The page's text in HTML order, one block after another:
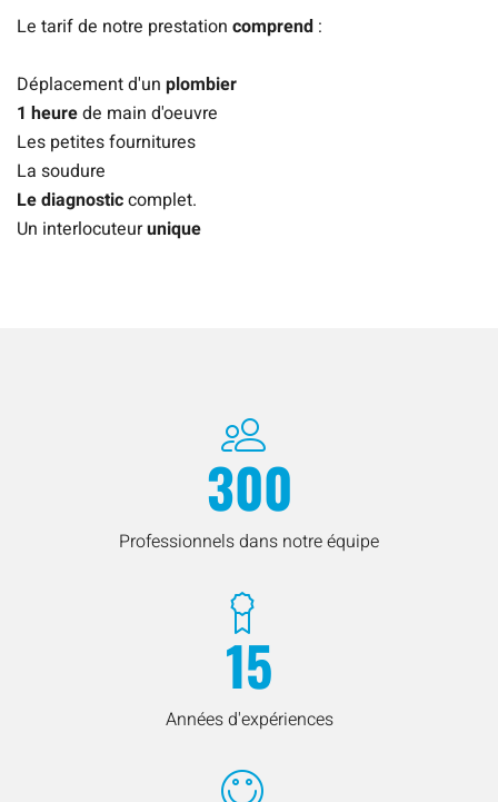
Le tarif de notre prestation comprend :
Déplacement d'un plombier
1 heurede main d'oeuvre
Les petites fournitures
La soudure
Le diagnosticcomplet.
Un interlocuteurunique
300
Professionnels dans notre équipe
15
Années d'expériences